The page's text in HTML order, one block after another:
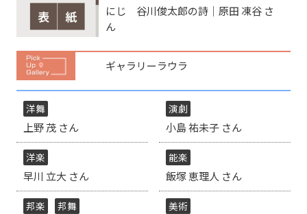
にじ 谷川俊太郎の詩│原田 凍谷 さ
ん
ギャラリーラウラ
洋舞
上野 茂 さん
演劇
小島 祐未子 さん
洋楽
早川 立大 さん
能楽
飯塚 恵理人 さん
邦楽 邦舞 美術